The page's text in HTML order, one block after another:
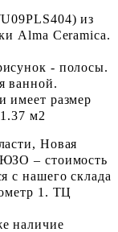
из
Alma Ceramica.
- полосы.
ванной.
имеет размер
м2
Новая
– стоимость
с нашего склада
1. ТЦ
наличие